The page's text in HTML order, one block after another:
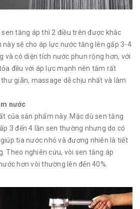
tăng áp thì 2 điều trên được khắc
này sẽ cho áp lực nước tăng lên gấp 3-4
và có diện tích nước phun rộng hơn, với
đều với áp lực mạnh nên tắm rất
giãn, massage dễ chịu nhất và làm
nước
của sản phẩm này. Mặc dù sen tăng
3 đến 4 lần sen thường nhưng do có
tia nước nhỏ và đương nhiên là tiết
Theo nghiên cứu, vòi sen tăng áp
hơn vòi thường lên đến 40%.